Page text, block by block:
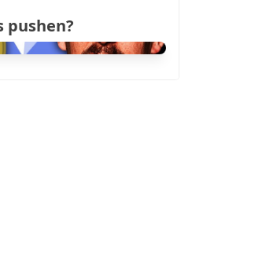
pushen?